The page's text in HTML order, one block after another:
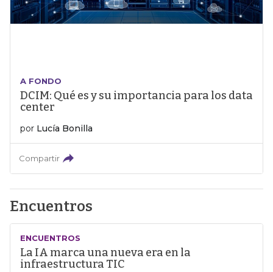
A FONDO
DCIM: Qué es y su importancia para los data
center
por Lucía Bonilla
Compartir
Encuentros
ENCUENTROS
La IA marca una nueva era en la
infraestructura TIC